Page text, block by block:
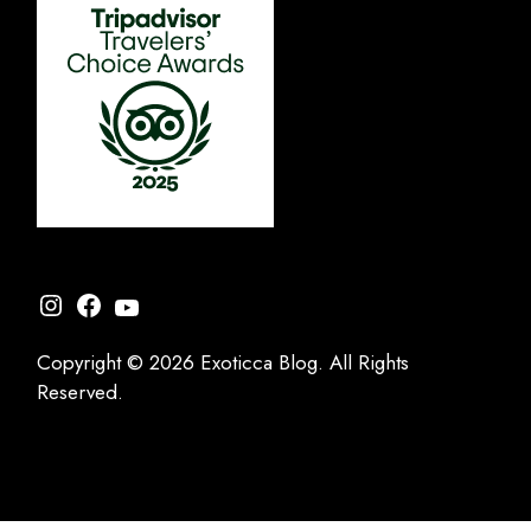
Instagram
Facebook
YouTube
Copyright © 2026 Exoticca Blog. All Rights
Reserved.